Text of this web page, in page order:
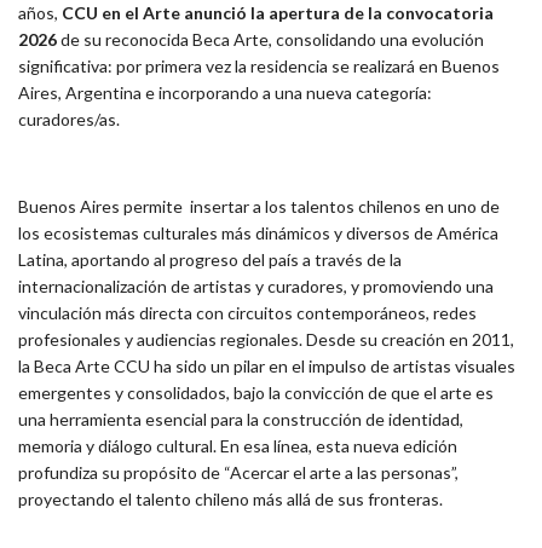
años, CCU en el Arte anunció la apertura de la convocatoria
2026de su reconocida Beca Arte, consolidando una evolución
significativa: por primera vez la residencia se realizará en Buenos
Aires, Argentina e incorporando a una nueva categoría:
curadores/as.
Buenos Aires permite insertar a los talentos chilenos en uno de
los ecosistemas culturales más dinámicos y diversos de América
Latina, aportando al progreso del país a través de la
internacionalización de artistas y curadores, y promoviendo una
vinculación más directa con circuitos contemporáneos, redes
profesionales y audiencias regionales. Desde su creación en 2011,
la Beca Arte CCU ha sido un pilar en el impulso de artistas visuales
emergentes y consolidados, bajo la convicción de que el arte es
una herramienta esencial para la construcción de identidad,
memoria y diálogo cultural. En esa línea, esta nueva edición
profundiza su propósito de “Acercar el arte a las personas”,
proyectando el talento chileno más allá de sus fronteras.